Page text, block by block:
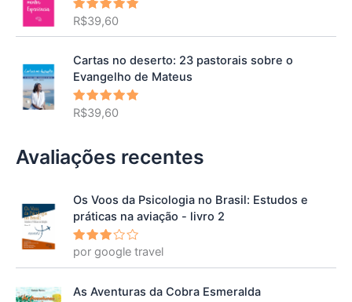
Avaliação
de 5
R$39,60
Cartas no deserto: 23 pastorais sobre o
Evangelho de Mateus
Avaliação
de 5
R$39,60
Avaliações recentes
Os Voos da Psicologia no Brasil: Estudos e
práticas na aviação - livro 2
Avalia
ção3
por google travel
As Aventuras da Cobra Esmeralda